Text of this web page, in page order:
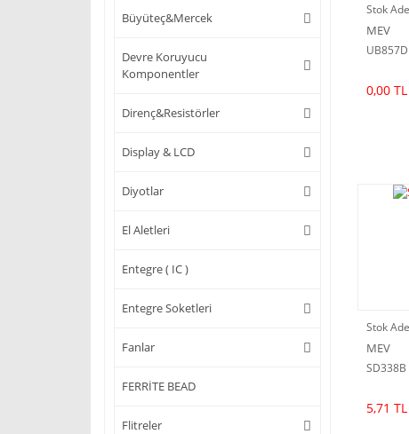
Büyüteç&Mercek
Devre Koruyucu
Komponentler
Direnç&Resistörler
Display & LCD
Diyotlar
El Aletleri
Entegre ( IC )
Entegre Soketleri
Fanlar
FERRİTE BEAD
Flitreler
Stok
MEV
UB857D
0,00 TL
Stok
MEV
SD338B
5,71 TL